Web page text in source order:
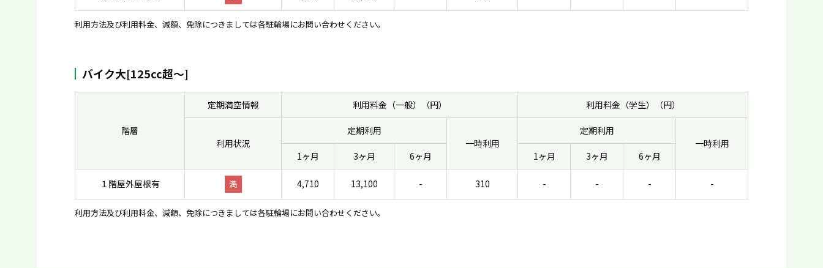
利用方法及び利用料金、減額、免除につきましては各駐輪場にお問い合わせください。
バイク大[125cc超〜]
階層
定期満空情報 利用料金（一般）（円） 利用料金（学生）（円）
利用状況
定期利用
一時利用
定期利用
一時利用
1ヶ月
3ヶ月 6ヶ月 1ヶ月 3ヶ月 6ヶ月
１階屋外屋根有 満 4,710 13,100 - 310 - - - -
利用方法及び利用料金、減額、免除につきましては各駐輪場にお問い合わせください。